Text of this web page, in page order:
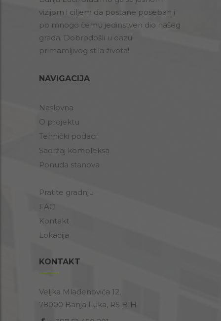
vizijom i ciljem da postane poseban i
po mnogo čemu jedinstven dio našeg
grada. Dobrodošli u oazu
primamljivog stila života!
NAVIGACIJA
Naslovna
O projektu
Tehnički podaci
Sadržaj kompleksa
Ponuda stanova
Pratite gradnju
FAQ
Kontakt
Lokacija
KONTAKT
Veljka Mlađenovića 12,
78000 Banja Luka, RS BIH